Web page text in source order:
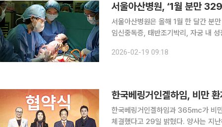
서울아산병원, ‘1월 분만
서울아산병원은 올해 1월 한 달간 분
임신중독증, 태반조기박리, 자궁 내
로나19 팬데믹, 의정갈등으로 인한
2026-02-19 09:18
한국베링거인겔하임, 비만
한국베링거인겔하임과 365mc가 비
체결했다고 29일 밝혔다. 양사는 지난해 12월 그랜드 인터컨티넨탈 서울 파르나스에서 김남철